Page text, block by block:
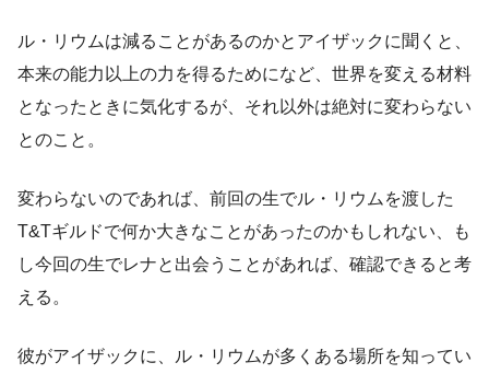
ル・リウムは減ることがあるのかとアイザックに聞くと、
本来の能力以上の力を得るためになど、世界を変える材料
となったときに気化するが、それ以外は絶対に変わらない
とのこと。
変わらないのであれば、前回の生でル・リウムを渡した
T&Tギルドで何か大きなことがあったのかもしれない、も
し今回の生でレナと出会うことがあれば、確認できると考
える。
彼がアイザックに、ル・リウムが多くある場所を知ってい